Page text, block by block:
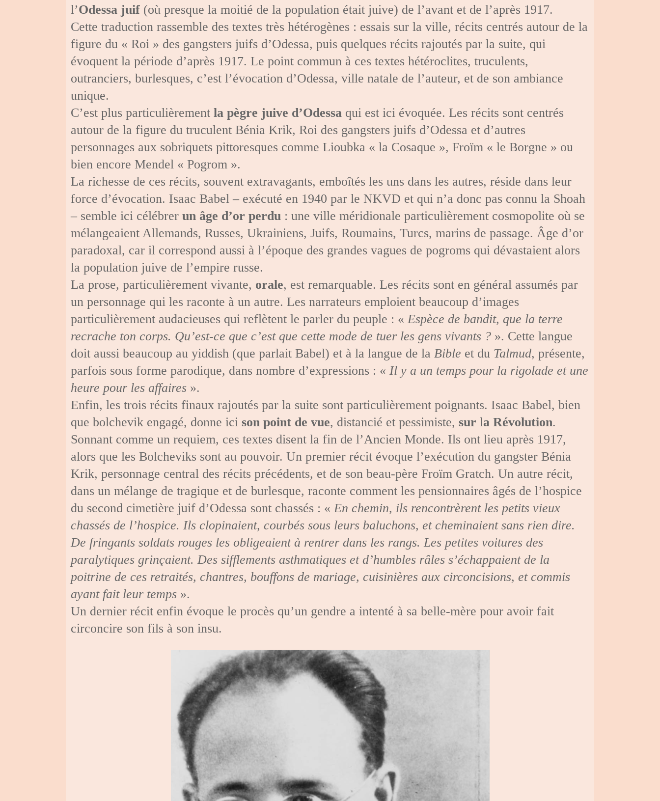
l’Odessa juif (où presque la moitié de la population était juive) de l’avant et de l’après 1917.
Cette traduction rassemble des textes très hétérogènes : essais sur la ville, récits centrés autour de la
figure du « Roi » des gangsters juifs d’Odessa, puis quelques récits rajoutés par la suite, qui
évoquent la période d’après 1917. Le point commun à ces textes hétéroclites, truculents,
outranciers, burlesques, c’est l’évocation d’Odessa, ville natale de l’auteur, et de son ambiance
unique.
C’est plus particulièrementla pègre juive d’Odessa qui est ici évoquée. Les récits sont centrés
autour de la figure du truculent Bénia Krik, Roi des gangsters juifs d’Odessa et d’autres
personnages aux sobriquets pittoresques comme Lioubka « la Cosaque », Froïm « le Borgne » ou
bien encore Mendel « Pogrom ».
La richesse de ces récits, souvent extravagants, emboîtés les uns dans les autres, réside dans leur
force d’évocation. Isaac Babel – exécuté en 1940 par le NKVD et qui n’a donc pas connu la Shoah
– semble ici célébrerun âge d’or perdu : une ville méridionale particulièrement cosmopolite où se
mélangeaient Allemands, Russes, Ukrainiens, Juifs, Roumains, Turcs, marins de passage. Âge d’or
paradoxal, car il correspond aussi à l’époque des grandes vagues de pogroms qui dévastaient alors
la population juive de l’empire russe.
La prose, particulièrement vivante, orale, est remarquable. Les récits sont en général assumés par
un personnage qui les raconte à un autre. Les narrateurs emploient beaucoup d’images
particulièrement audacieuses qui reflètent le parler du peuple : «Espèce de bandit, que la terre
recrache ton corps. Qu’est-ce que c’est que cette mode de tuer les gens vivants ? ». Cette langue
doit aussi beaucoup au yiddish (que parlait Babel) et à la langue de laBible et du Talmud, présente,
parfois sous forme parodique, dans nombre d’expressions : «Il y a un temps pour la rigolade et une
heure pour les affaires ».
Enfin, les trois récits finaux rajoutés par la suite sont particulièrement poignants. Isaac Babel, bien
que bolchevik engagé, donne icison point de vue, distancié et pessimiste,sur la Révolution.
Sonnant comme un requiem, ces textes disent la fin de l’Ancien Monde. Ils ont lieu après 1917,
alors que les Bolcheviks sont au pouvoir. Un premier récit évoque l’exécution du gangster Bénia
Krik, personnage central des récits précédents, et de son beau-père Froïm Gratch. Un autre récit,
dans un mélange de tragique et de burlesque, raconte comment les pensionnaires âgés de l’hospice
du second cimetière juif d’Odessa sont chassés : «En chemin, ils rencontrèrent les petits vieux
chassés de l’hospice. Ils clopinaient, courbés sous leurs baluchons, et cheminaient sans rien dire.
De fringants soldats rouges les obligeaient à rentrer dans les rangs. Les petites voitures des
paralytiques grinçaient. Des sifflements asthmatiques et d’humbles râles s’échappaient de la
poitrine de ces retraités, chantres, bouffons de mariage, cuisinières aux circoncisions, et commis
ayant fait leur temps ».
Un dernier récit enfin évoque le procès qu’un gendre a intenté à sa belle-mère pour avoir fait
circoncire son fils à son insu.